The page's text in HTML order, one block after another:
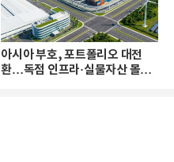
아시아 부호, 포트폴리오 대전
환…독점 인프라·실물자산 몰린